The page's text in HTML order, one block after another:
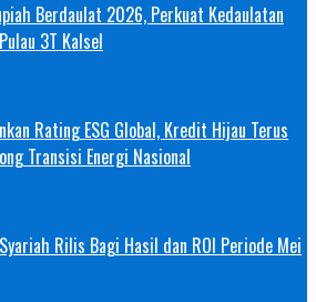
Berdaulat 2026, Perkuat Kedaulatan
3T Kalsel
Rating ESG Global, Kredit Hijau Terus
Transisi Energi Nasional
Rilis Bagi Hasil dan ROI Periode Mei